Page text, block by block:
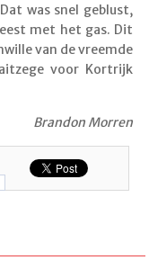
was snel geblust,
met het gas. Dit
van de vreemde
voor Kortrijk
Brandon Morren